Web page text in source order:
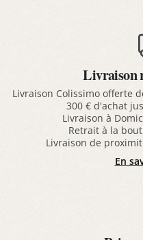
Livraison
Livraison Colissimo offerte
300 € d'achat
Livraison à
Retrait à la
Livraison de
En